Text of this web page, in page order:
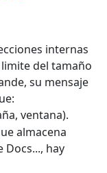
internas
del tamaño
su mensaje
ventana).
almacena
hay